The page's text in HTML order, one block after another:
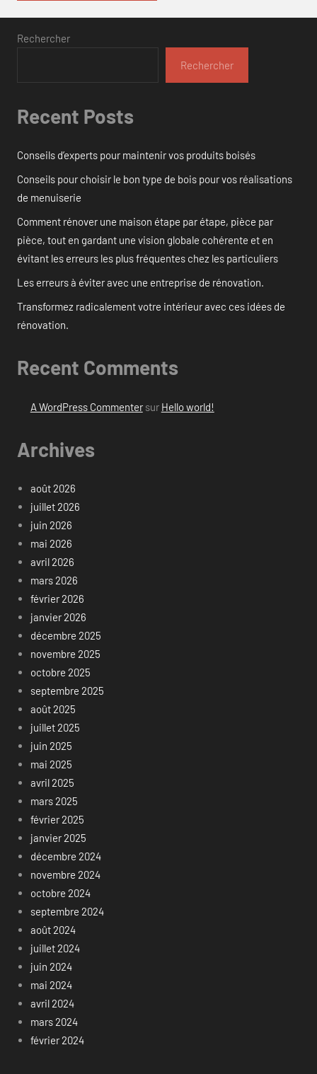
Rechercher
Rechercher
Recent Posts
Conseils d’experts pour maintenir vos produits boisés
Conseils pour choisir le bon type de bois pour vos réalisations
de menuiserie
Comment rénover une maison étape par étape, pièce par
pièce, tout en gardant une vision globale cohérente et en
évitant les erreurs les plus fréquentes chez les particuliers
Les erreurs à éviter avec une entreprise de rénovation.
Transformez radicalement votre intérieur avec ces idées de
rénovation.
Recent Comments
A WordPress Commentersur Hello world!
Archives
août 2026
juillet 2026
juin 2026
mai 2026
avril 2026
mars 2026
février 2026
janvier 2026
décembre 2025
novembre 2025
octobre 2025
septembre 2025
août 2025
juillet 2025
juin 2025
mai 2025
avril 2025
mars 2025
février 2025
janvier 2025
décembre 2024
novembre 2024
octobre 2024
septembre 2024
août 2024
juillet 2024
juin 2024
mai 2024
avril 2024
mars 2024
février 2024